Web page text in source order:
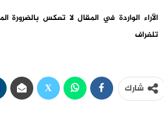
الآراء الواردة في المقال لا تعكس بالضرورة
تلغراف
شارك